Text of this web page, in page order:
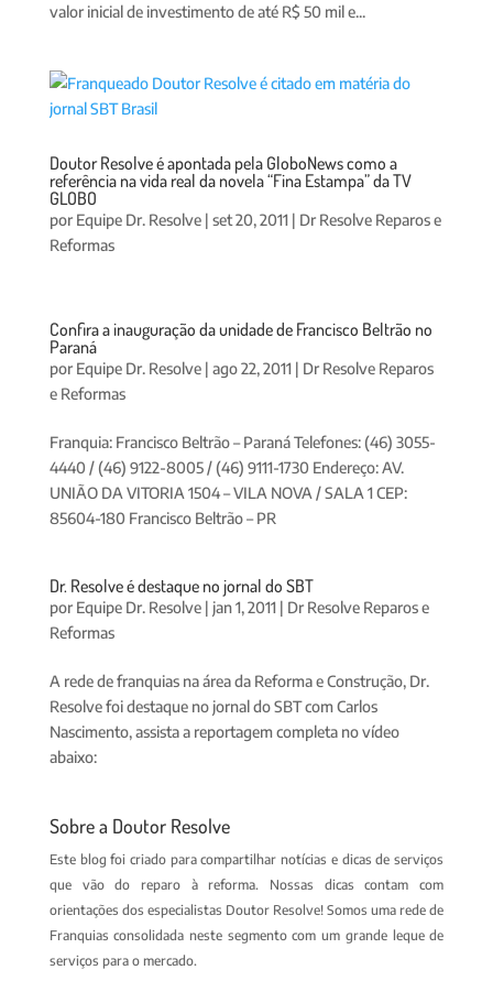
valor inicial de investimento de até R$ 50 mil e...
Doutor Resolve é apontada pela GloboNews como a
referência na vida real da novela “Fina Estampa” da TV
GLOBO
por Equipe Dr. Resolve| set 20, 2011| Dr Resolve Reparos e
Reformas
Confira a inauguração da unidade de Francisco Beltrão no
Paraná
por Equipe Dr. Resolve| ago 22, 2011| Dr Resolve Reparos
e Reformas
Franquia: Francisco Beltrão – Paraná Telefones: (46) 3055-
4440 / (46) 9122-8005 / (46) 9111-1730 Endereço: AV.
UNIÃO DA VITORIA 1504 – VILA NOVA / SALA 1 CEP:
85604-180 Francisco Beltrão – PR
Dr. Resolve é destaque no jornal do SBT
por Equipe Dr. Resolve| jan 1, 2011| Dr Resolve Reparos e
Reformas
A rede de franquias na área da Reforma e Construção, Dr.
Resolve foi destaque no jornal do SBT com Carlos
Nascimento, assista a reportagem completa no vídeo
abaixo:
Sobre a Doutor Resolve
Este blog foi criado para compartilhar notícias e dicas de serviços
que vão do reparo à reforma. Nossas dicas contam com
orientações dos especialistas Doutor Resolve! Somos uma rede de
Franquias consolidada neste segmento com um grande leque de
serviços para o mercado.